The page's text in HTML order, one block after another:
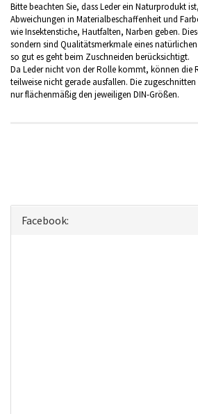
Bitte beachten Sie, dass Leder ein Naturprodukt
Abweichungen in Materialbeschaffenheit und
wie Insektenstiche, Hautfalten, Narben geben.
sondern sind Qualitätsmerkmale eines
so gut es geht beim Zuschneiden berücksichtigt.
Da Leder nicht von der Rolle kommt, können die
teilweise nicht gerade ausfallen. Die
nur flächenmäßig den jeweiligen DIN-Größen.
Facebook: